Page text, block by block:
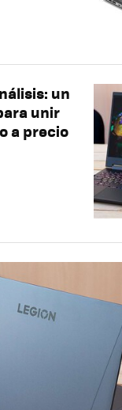
un
unir
a precio